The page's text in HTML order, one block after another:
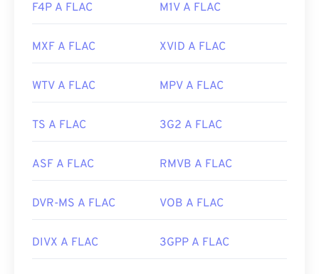
F4P A FLAC M1V A FLAC
MXF A FLAC XVID A FLAC
WTV A FLAC MPV A FLAC
TS A FLAC 3G2 A FLAC
ASF A FLAC RMVB A FLAC
DVR-MS A FLAC VOB A FLAC
DIVX A FLAC 3GPP A FLAC